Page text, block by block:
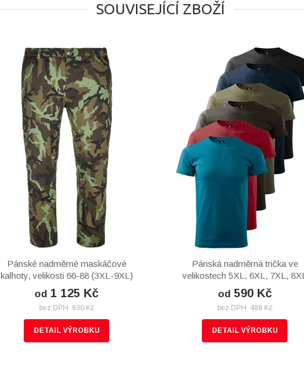
SOUVISEJÍCÍ ZBOŽÍ
Pánské nadměrné maskáčové
kalhoty, velikosti 66-88 (3XL-9XL)
od 1 125 Kč
bez DPH 930 Kč
DETAIL VÝROBKU
Pánská nadměrná trička ve
velikostech 5XL, 6XL, 7XL, 8XL
od 590 Kč
bez DPH 488 Kč
DETAIL VÝROBKU